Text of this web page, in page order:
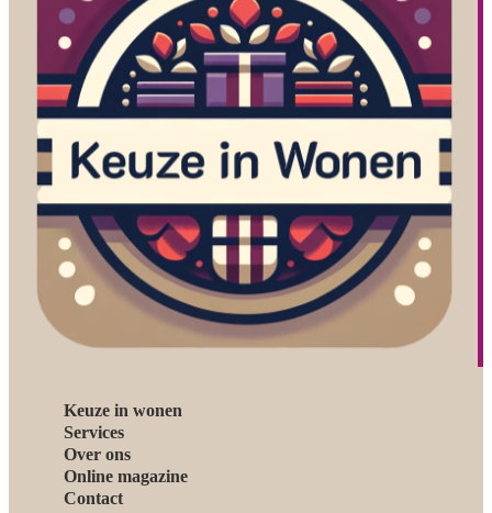
Keuze in wonen
Services
Over ons
Online magazine
Contact